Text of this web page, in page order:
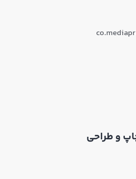
و طراحی